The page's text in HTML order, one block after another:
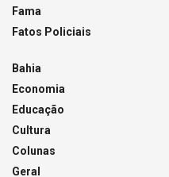
Fama
Fatos Policiais
Bahia
Economia
Educação
Cultura
Colunas
Geral